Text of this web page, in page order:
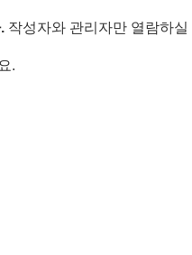
작성자와 관리자만 열람하실
.